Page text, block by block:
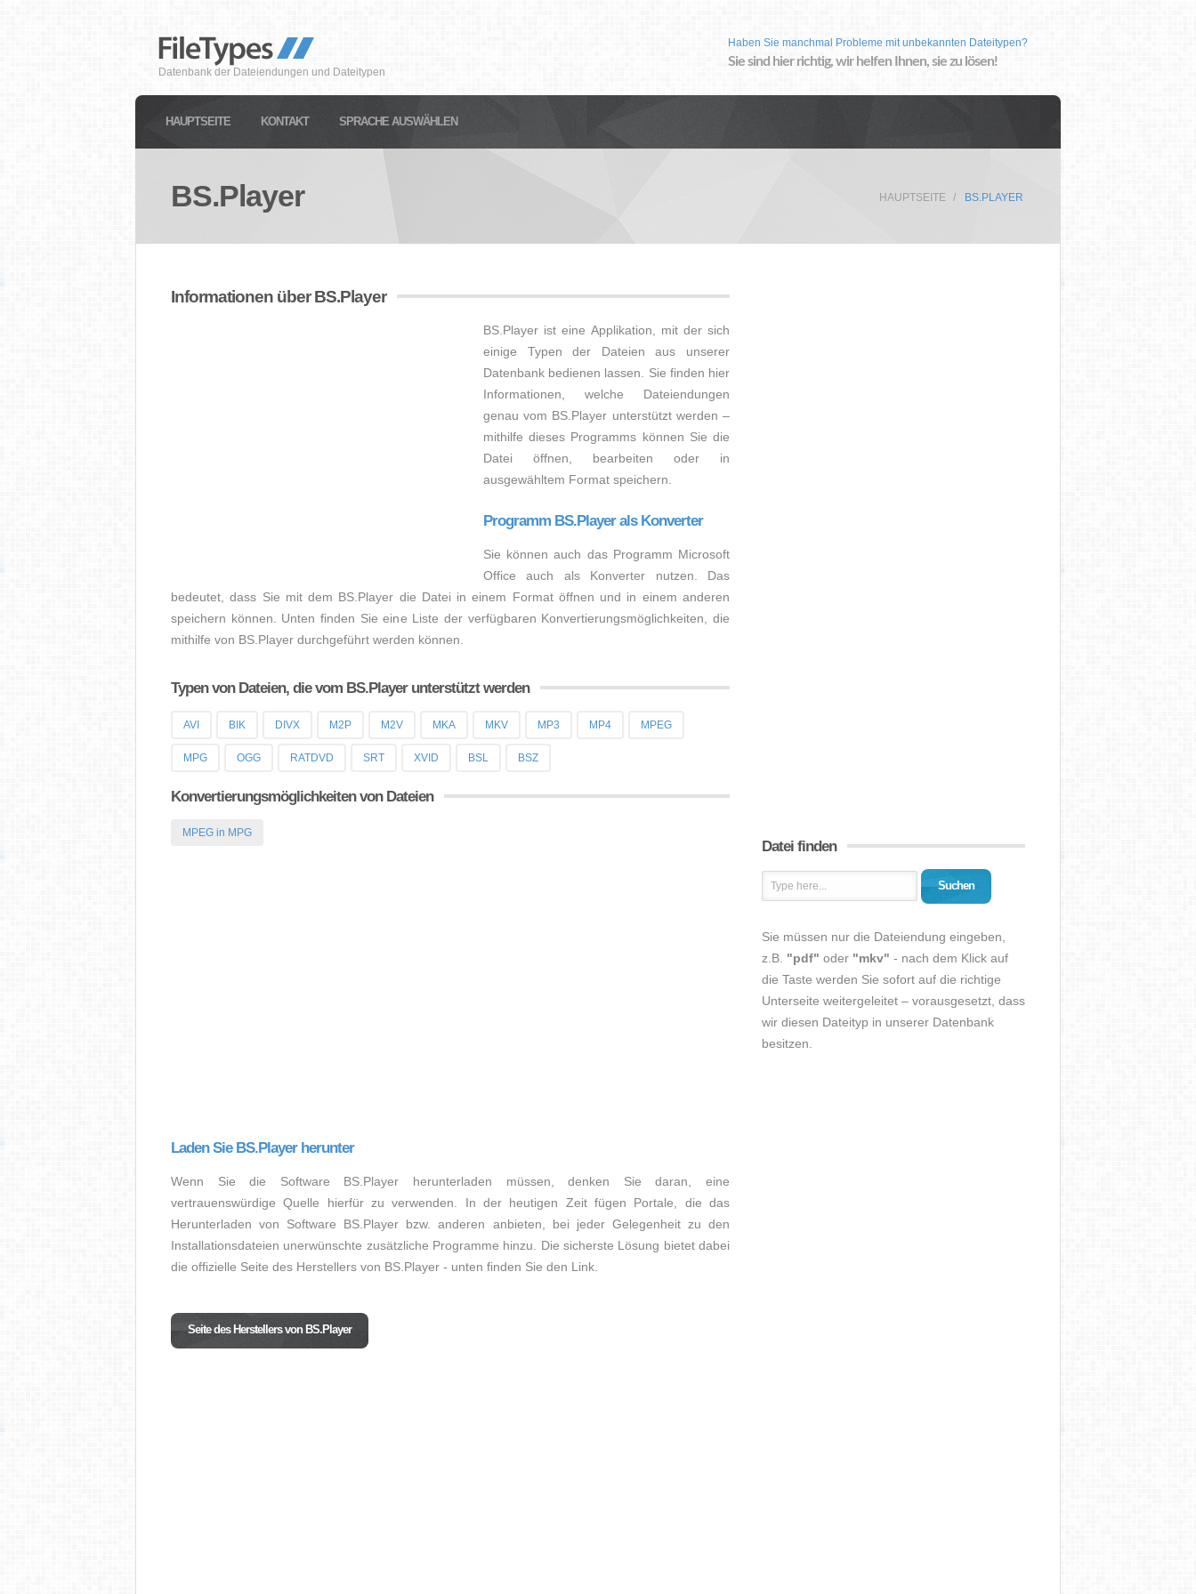
Datenbank der Dateiendungen und Dateitypen
Haben Sie manchmal Probleme mit unbekannten Dateitypen?
Sie sind hier richtig, wir helfen Ihnen, sie zu lösen!
HAUPTSEITE KONTAKT SPRACHE AUSWÄHLEN
BS.Player HAUPTSEITE BS.PLAYER
Informationen über BS.Player
BS.Player ist eine Applikation, mit der sich
einige Typen der Dateien aus unserer
Datenbank bedienen lassen. Sie finden hier
Informationen, welche Dateiendungen
genau vom BS.Player unterstützt werden –
mithilfe dieses Programms können Sie die
Datei öffnen, bearbeiten oder in
ausgewähltem Format speichern.
Programm BS.Player als Konverter
Sie können auch das Programm Microsoft
Office auch als Konverter nutzen. Das
bedeutet, dass Sie mit dem BS.Player die Datei in einem Format öffnen und in einem anderen
speichern können. Unten finden Sie eine Liste der verfügbaren Konvertierungsmöglichkeiten, die
mithilfe von BS.Player durchgeführt werden können.
Typen von Dateien, die vom BS.Player unterstützt werden
AVI BIK DIVX M2P M2V MKA MKV MP3 MP4 MPEG
MPG OGG RATDVD SRT XVID BSL BSZ
Konvertierungsmöglichkeiten von Dateien
MPEG in MPG
Laden Sie BS.Player herunter
Wenn Sie die Software BS.Player herunterladen müssen, denken Sie daran, eine
vertrauenswürdige Quelle hierfür zu verwenden. In der heutigen Zeit fügen Portale, die das
Herunterladen von Software BS.Player bzw. anderen anbieten, bei jeder Gelegenheit zu den
Installationsdateien unerwünschte zusätzliche Programme hinzu. Die sicherste Lösung bietet dabei
die offizielle Seite des Herstellers von BS.Player - unten finden Sie den Link.
Seite des Herstellers von BS.Player
Datei finden
Suchen
Sie müssen nur die Dateiendung eingeben,
z.B. "pdf" oder "mkv" - nach dem Klick auf
die Taste werden Sie sofort auf die richtige
Unterseite weitergeleitet – vorausgesetzt, dass
wir diesen Dateityp in unserer Datenbank
besitzen.